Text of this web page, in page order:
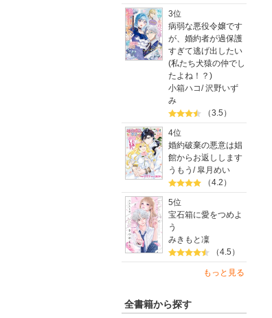
3位
病弱な悪役令嬢です
が、婚約者が過保護
すぎて逃げ出したい
(私たち犬猿の仲でし
たよね！？)
小箱ハコ/沢野いず
み
（3.5）
4位
婚約破棄の悪意は娼
館からお返しします
うもう /皐月めい
（4.2）
5位
宝石箱に愛をつめよ
う
みきもと凜
（4.5）
もっと見る
全書籍から探す